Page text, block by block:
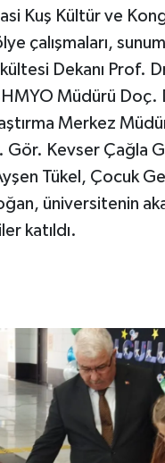
Kuş Kültür ve
çalışmaları,
Dekanı Prof.
Müdürü Doç.
Merkez
Gör. Kevser Çağla
Tükel, Çocuk
üniversitenin
katıldı.